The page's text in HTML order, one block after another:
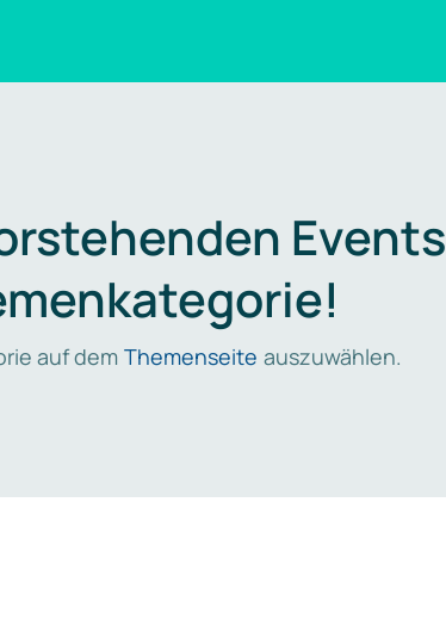
Events
auf dem Themenseite auszuwählen.